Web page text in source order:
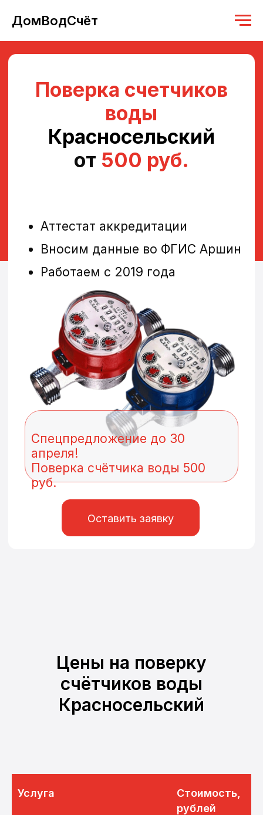
ДомВодСчёт
Оставить заявку
Красносельский
500 руб.
Аттестат аккредитации
Спецпредложение до 30
Поверка счётчика воды 500
Цены на поверку
счётчиков воды
Красносельский
Услуга
Стоимость,
рублей